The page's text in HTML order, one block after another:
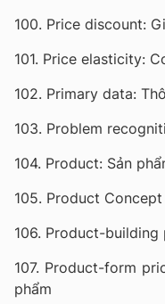
100. Price discount:
101. Price elasticity:
102. Primary data:
103. Problem
104. Product: Sản
105. Product
106. Product-
107. Product-form
phẩm